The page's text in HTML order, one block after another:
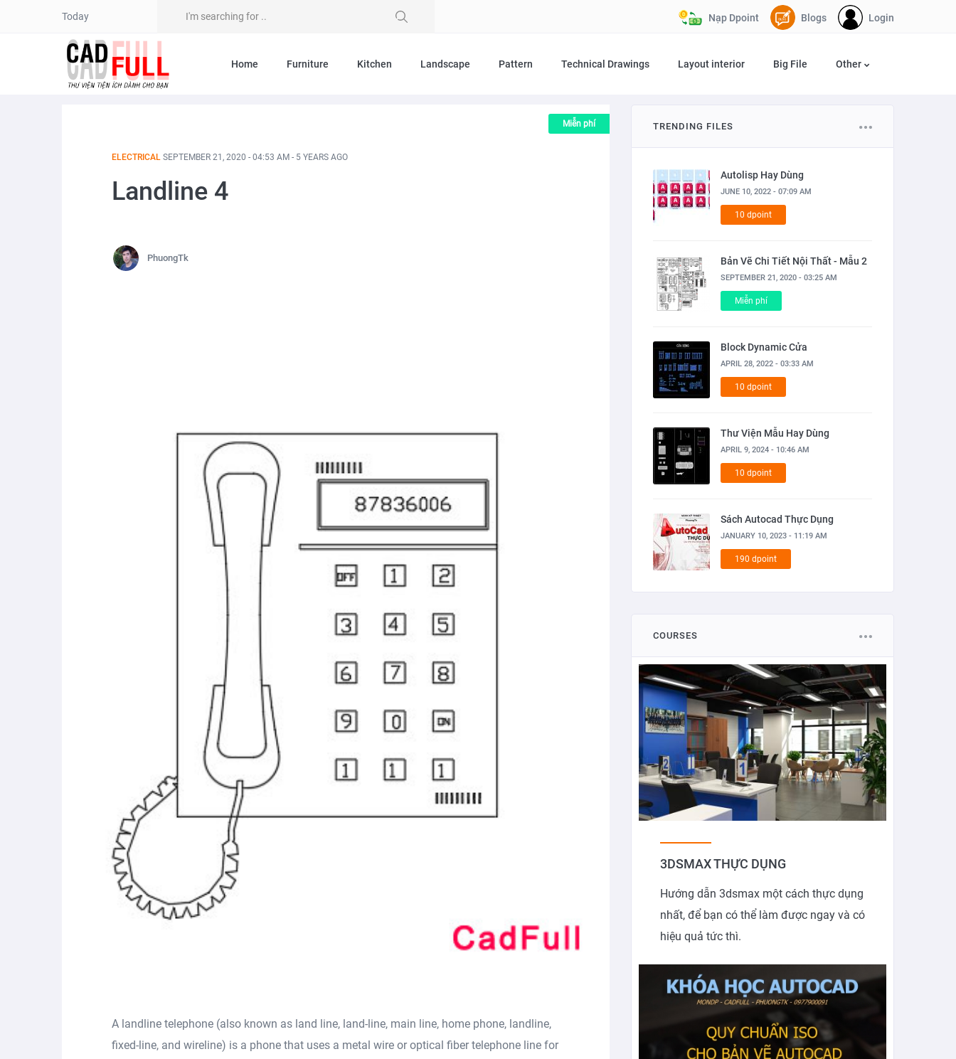
Today Login
Blogs
Nạp Dpoint
Home Furniture Kitchen Landscape Pattern Technical Drawings Layout interior Big File Other
ELECTRICAL SEPTEMBER 21, 2020 - 04:53 AM - 5 YEARS AGO
Landline 4
PhuongTk
Miễn phí
A landline telephone (also known as land line, land-line, main line, home phone, landline,
fixed-line, and wireline) is a phone that uses a metal wire or optical fiber telephone line for
TRENDING FILES
Autolisp Hay Dùng
JUNE 10, 2022 - 07:09 AM
10 dpoint
Bản Vẽ Chi Tiết Nội Thất - Mẫu 2
SEPTEMBER 21, 2020 - 03:25 AM
Miễn phí
Block Dynamic Cửa
APRIL 28, 2022 - 03:33 AM
10 dpoint
Thư Viện Mẫu Hay Dùng
APRIL 9, 2024 - 10:46 AM
10 dpoint
Sách Autocad Thực Dụng
JANUARY 10, 2023 - 11:19 AM
190 dpoint
COURSES
3DSMAX THỰC DỤNG
Hướng dẫn 3dsmax một cách thực dụng
nhất, để bạn có thể làm được ngay và có
hiệu quả tức thì.